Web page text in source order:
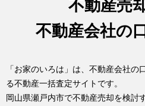
不動産売
不動産会社の
「お家のいろは」は、不動産会社の
る不動産一括査定サイトです。
岡山県瀬戸内市で不動産売却を検討